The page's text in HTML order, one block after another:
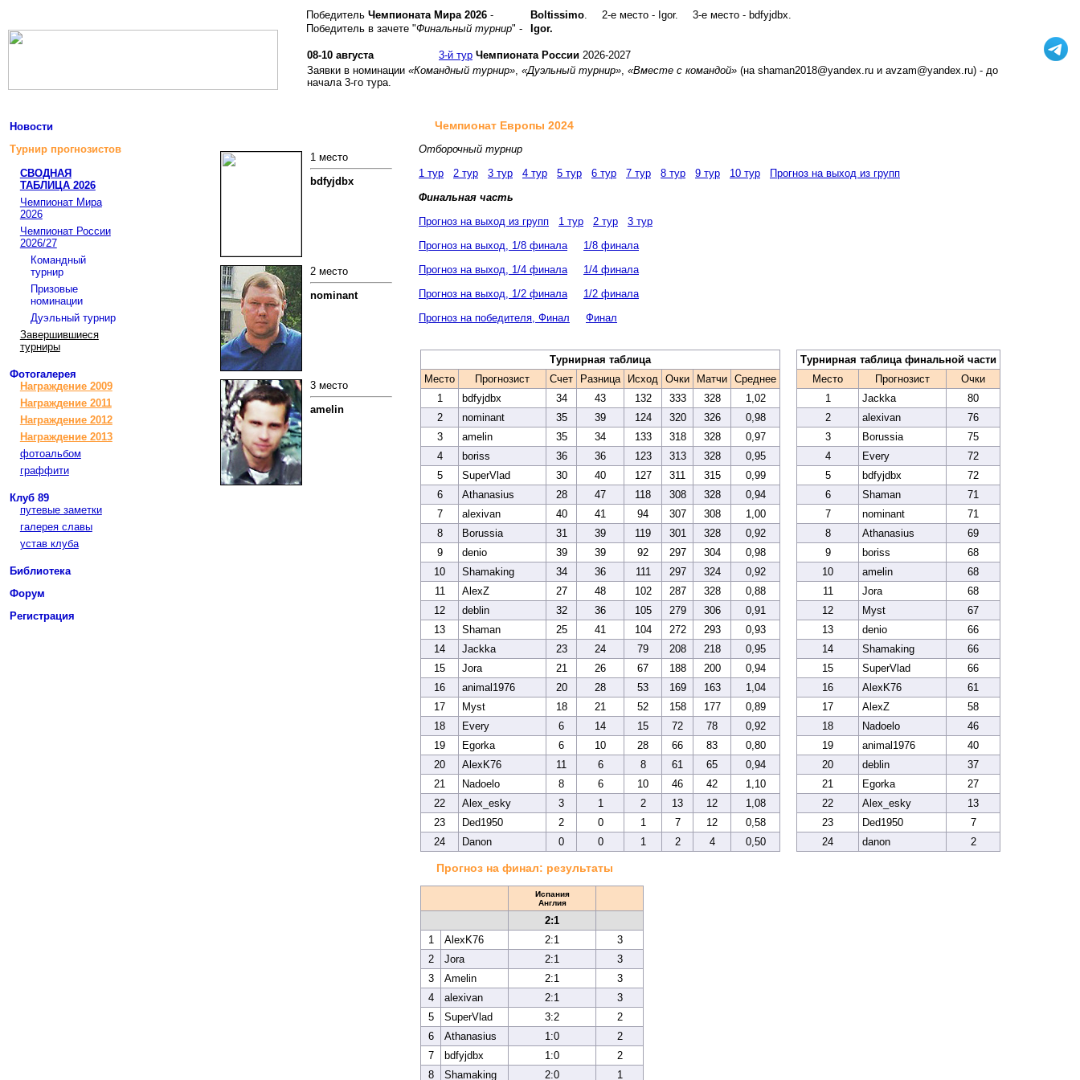
Победитель Чемпионата Мира 2026 - Boltissimo. 2-е место - Igor.
3-е место - bdfyjdbx.
Победитель в зачете "Финальный турнир" - Igor.
08-10 августа 3-й тур Чемпионата России 2026-2027
Заявки в номинации «Командный турнир», «Дуэльный турнир», «Вместе с командой» (на shaman2018@yandex.ru и avzam@yandex.ru) - до
начала 3-го тура.
Новости
Турнир прогнозистов
СВОДНАЯ
ТАБЛИЦА 2026
Чемпионат Мира
2026
Чемпионат России
2026/27
Командный
турнир
Призовые
номинации
Дуэльный турнир
Завершившиеся
турниры
Фотогалерея
Награждение 2009
Награждение 2011
Награждение 2012
Награждение 2013
фотоальбом
граффити
Клуб 89
путевые заметки
галерея славы
устав клуба
Библиотека
Форум
Регистрация
1 место
bdfyjdbx
2 место
nominant
3 место
amelin
Чемпионат Европы 2024
Отборочный турнир
1 тур
2 тур 3 тур 4 тур 5 тур 6 тур 7 тур 8 тур 9 тур 10 тур
Прогноз на выход из групп
Финальная часть
Прогноз на выход из групп
1 тур 2 тур
3 тур
Прогноз на выход, 1/8 финала
1/8 финала
Прогноз на выход, 1/4 финала
1/4 финала
Прогноз на выход, 1/2 финала
1/2 финала
Прогноз на победителя, Финал
Финал
Турнирная таблица
Место
Прогнозист Счет Разница Исход Очки Матчи Среднее
1
bdfyjdbx 34 43 132 333 328
1,02
2
nominant 35 39 124 320 326
0,98
3
amelin 35 34 133 318 328
0,97
4
boriss 36 36 123 313 328
0,95
5
SuperVlad 30 40 127 311 315
0,99
6
Athanasius 28 47 118 308 328
0,94
7
alexivan 40 41 94 307 308
1,00
8
Borussia 31 39 119 301 328
0,92
9
denio 39 39 92 297 304
0,98
10
Shamaking 34 36 111 297 324
0,92
11
AlexZ 27 48 102 287 328
0,88
12
deblin 32 36 105 279 306
0,91
13
Shaman 25 41 104 272 293
0,93
14
Jackka 23 24 79 208 218
0,95
15
Jora 21 26 67 188 200
0,94
16
animal1976 20 28 53 169 163
1,04
17
Myst 18 21 52 158 177
0,89
18
Every 6 14 15 72 78
0,92
19
Egorka 6 10 28 66 83
0,80
20
AlexK76 11 6 8 61 65
0,94
21
Nadoelo 8 6 10 46 42
1,10
22
Alex_esky 3 1 2 13 12
1,08
23
Ded1950 2 0 1 7 12
0,58
24
Danon 0 0 1 2 4 0,50
Турнирная таблица финальной части
Место
Прогнозист
Очки
1
Jackka
80
2
alexivan
76
3
Borussia
75
4
Every
72
5
bdfyjdbx
72
6
Shaman
71
7
nominant
71
8
Athanasius
69
9
boriss
68
10
amelin
68
11
Jora
68
12
Myst
67
13
denio
66
14
Shamaking
66
15
SuperVlad
66
16
AlexK76
61
17
AlexZ
58
18
Nadoelo
46
19
animal1976
40
20
deblin
37
21
Egorka
27
22
Alex_esky
13
23
Ded1950
7
24
danon 2
Прогноз на финал: результаты
Испания
Англия
2:1
1
AlexK76 2:1
3
2
Jora 2:1
3
3
Amelin 2:1
3
4
alexivan 2:1
3
5
SuperVlad 3:2
2
6
Athanasius 1:0
2
7
bdfyjdbx 1:0
2
8
Shamaking 2:0 1